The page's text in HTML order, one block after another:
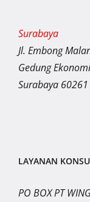
Surabaya
Jl. Embong
Gedung
Surabaya 60261
LAYANAN
PO BOX PT